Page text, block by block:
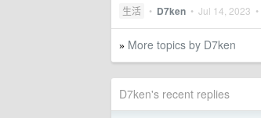
生活 • D7ken • Jul 14, 2023
» More topics by D7ken
D7ken's recent replies